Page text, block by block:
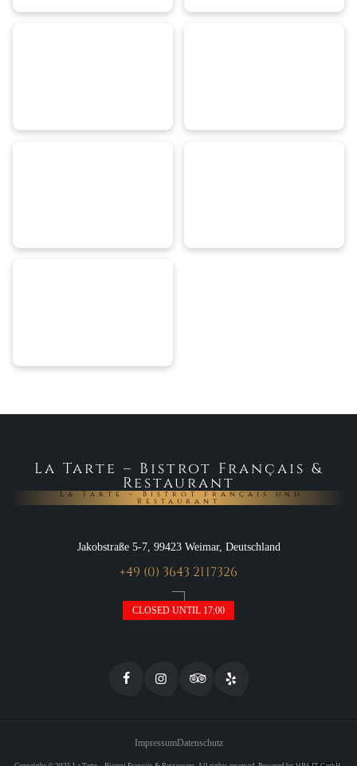
La Tarte – Bistrot Français &
Restaurant
La Tarte – Bistrot français und
Restaurant
Jakobstraße 5-7, 99423 Weimar, Deutschland
+49 (0) 3643 2117326
CLOSED UNTIL 17:00
ImpressumDatenschutz